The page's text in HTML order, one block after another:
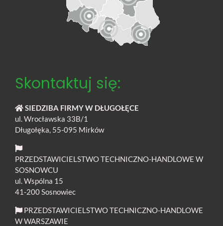
Skontaktuj się:
SIEDZIBA FIRMY W DŁUGOŁĘCE
ul. Wrocławska 33B/1
Długołęka, 55-095 Mirków
PRZEDSTAWICIELSTWO TECHNICZNO-HANDLOWE W
SOSNOWCU
ul. Wspólna 15
41-200 Sosnowiec
PRZEDSTAWICIELSTWO TECHNICZNO-HANDLOWE
W WARSZAWIE